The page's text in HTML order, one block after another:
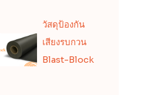
วัสดุป้องกัน
เสียงรบกวน
Blast-Block